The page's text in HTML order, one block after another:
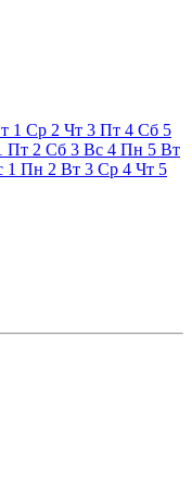
1 Ср 2 Чт 3 Пт 4 Сб 5
Пт 2 Сб 3 Вс 4 Пн 5 Вт
1 Пн 2 Вт 3 Ср 4 Чт 5